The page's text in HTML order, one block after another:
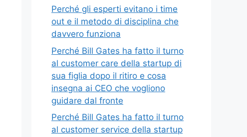
Perché gli esperti evitano i time
out e il metodo di disciplina che
davvero funziona
Perché Bill Gates ha fatto il turno
al customer care della startup di
sua figlia dopo il ritiro e cosa
insegna ai CEO che vogliono
guidare dal fronte
Perché Bill Gates ha fatto il turno
al customer service della startup